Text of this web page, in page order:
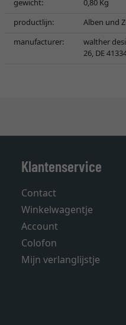
gewicht:
0,80 Kg
productlijn:
Alben und
manufacturer:
walther
26, DE
Klantenservice
Contact
Winkelwagentje
Account
Colofon
Mijn verlanglijstje